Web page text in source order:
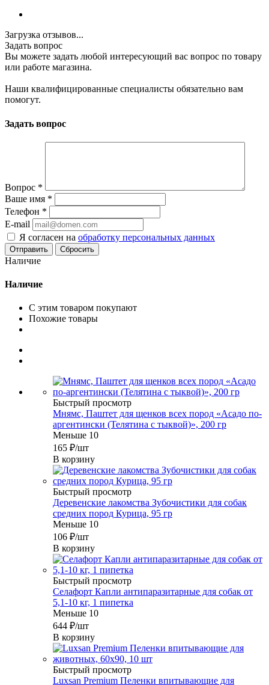
Загрузка отзывов...
Задать вопрос
Вы можете задать любой интересующий вас вопрос по товару
или работе магазина.
Наши квалифицированные специалисты обязательно вам
помогут.
Задать вопрос
Вопрос *
Ваше имя *
Телефон *
E-mail
Я согласен на обработку персональных данных
Сбросить
Наличие
Наличие
С этим товаром покупают
Похожие товары
Быстрый просмотр
Мнямс, Паштет для щенков всех пород «Асадо по-
аргентински (Телятина с тыквой)», 200 гр
Меньше 10
165 ₽/шт
В корзину
Быстрый просмотр
Деревенские лакомства Зубочистики для собак
средних пород Курица, 95 гр
Меньше 10
106 ₽/шт
В корзину
Быстрый просмотр
Селафорт Капли антипаразитарные для собак от
5,1-10 кг, 1 пипетка
Меньше 10
644 ₽/шт
В корзину
Быстрый просмотр
Luxsan Premium Пеленки впитывающие для